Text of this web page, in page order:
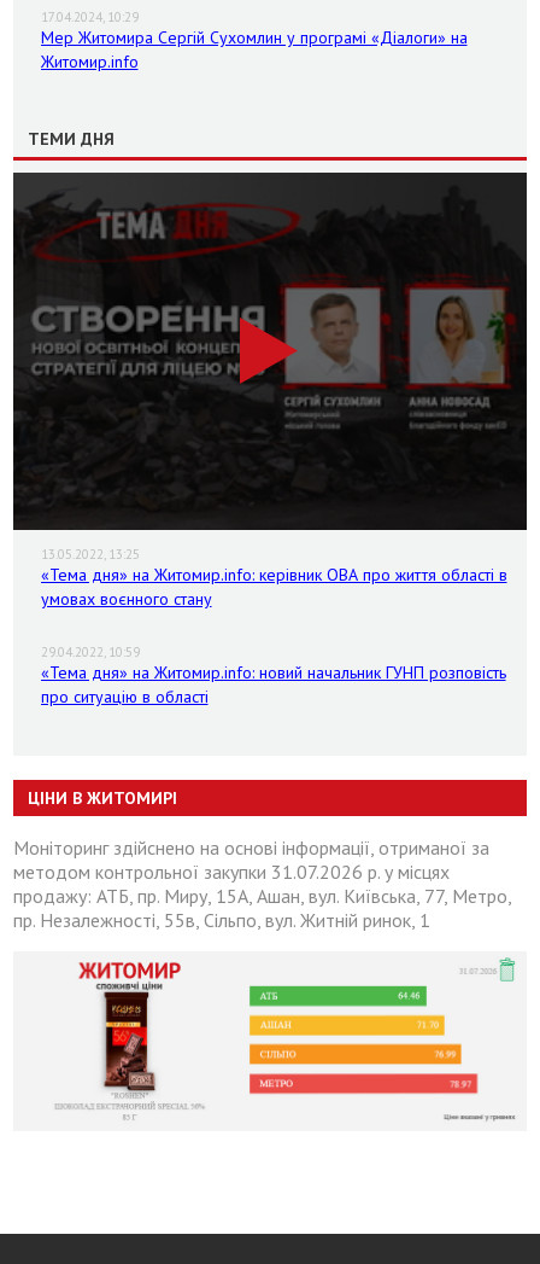
17.04.2024, 10:29
Мер Житомира Сергій Сухомлин у програмі «Діалоги» на
Житомир.info
ТЕМИ ДНЯ
13.05.2022, 13:25
«Тема дня» на Житомир.info: керівник ОВА про життя області в
умовах воєнного стану
29.04.2022, 10:59
«Тема дня» на Житомир.info: новий начальник ГУНП розповість
про ситуацію в області
ЦІНИ В ЖИТОМИРІ
Моніторинг здійснено на основі інформації, отриманої за
методом контрольної закупки 31.07.2026 р. у місцях
продажу: АТБ, пр. Миру, 15А, Ашан, вул. Київська, 77, Метро,
пр. Незалежності, 55в, Сільпо, вул. Житній ринок, 1